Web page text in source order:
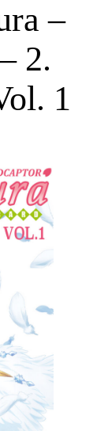
–
2.
1